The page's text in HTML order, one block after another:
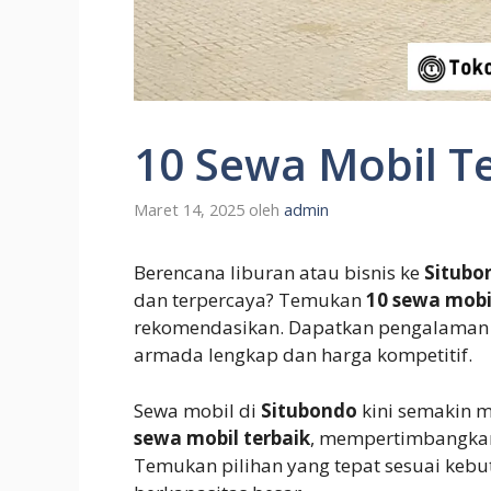
10 Sewa Mobil
Maret 14, 2025 oleh admin
Berencana liburan atau bisnis ke
dan terpercaya? Temukan10 sewa
rekomendasikan. Dapatkan
armada lengkap dan harga kompetitif.
Sewa mobil di Situbondo kini semakin
sewa mobil terbaik,
Temukan pilihan yang tepat sesuai